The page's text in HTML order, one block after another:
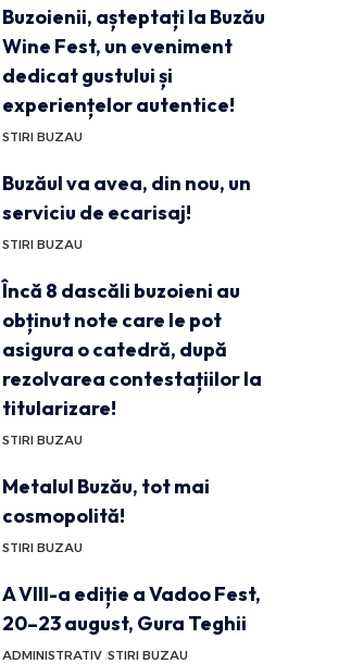
Buzoienii, așteptați la Buzău
Wine Fest, un eveniment
dedicat gustului și
experiențelor autentice!
STIRI BUZAU
Buzăul va avea, din nou, un
serviciu de ecarisaj!
STIRI BUZAU
Încă 8 dascăli buzoieni au
obținut note care le pot
asigura o catedră, după
rezolvarea contestațiilor la
titularizare!
STIRI BUZAU
Metalul Buzău, tot mai
cosmopolită!
STIRI BUZAU
A VIII-a ediție a Vadoo Fest,
20–23 august, Gura Teghii
ADMINISTRATIV STIRI BUZAU